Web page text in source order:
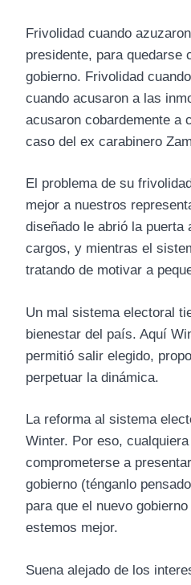
Frivolidad cuando
presidente, para quedarse
gobierno. Frivolidad
cuando acusaron a las
acusaron cobardemente a
caso del ex carabinero
El problema de su
mejor a nuestros
diseñado le abrió la puerta
cargos, y mientras el
tratando de motivar a
Un mal sistema electoral
bienestar del país. Aquí
permitió salir elegido,
perpetuar la dinámica.
La reforma al sistema
Winter. Por eso,
comprometerse a
gobierno (ténganlo
para que el nuevo
estemos mejor.
Suena alejado de los